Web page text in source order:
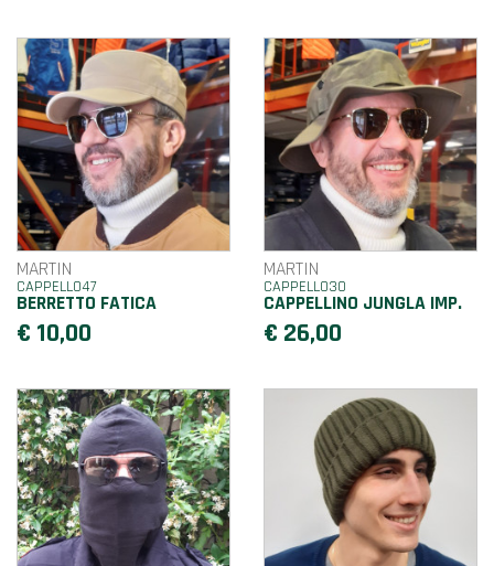
MARTIN
CAPPELLO47
BERRETTO FATICA
€ 10,00
MARTIN
CAPPELLO30
CAPPELLINO JUNGLA IMP.
€ 26,00